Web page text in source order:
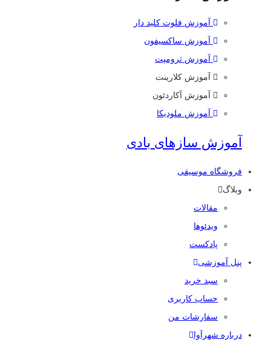
آموزش فلوت کلید دار
آموزش ساکسیفون
آموزش ترومپت
آموزش کلارینت
آموزش آکاردئون
آموزش ملودیکا
آموزش سازهای بادی
فروشگاه موسیقی
وبلاگ
مقالات
ویدئوها
پادکست
پنل آموزشی
سبد خرید
حساب کاربری
سفارشات من
درباره شهرآوا